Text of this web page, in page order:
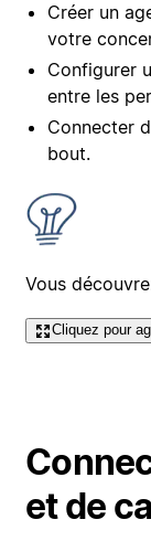
Créer un
votre
Configurer
entre les
Connecter
bout.
Vous
Cliquez pour
et de